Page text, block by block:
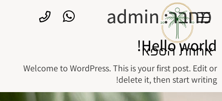
מחבר:admin
Hello world!
Welcome to WordPress. This is your first post. Edit or
delete it, then start writing!